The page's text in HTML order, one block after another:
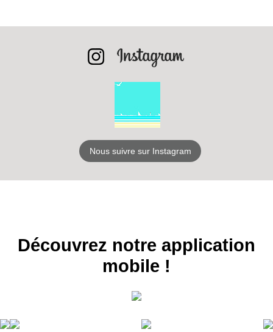
LES
BONS PLANS
Nous suivre sur Instagram
Découvrez notre application
mobile !